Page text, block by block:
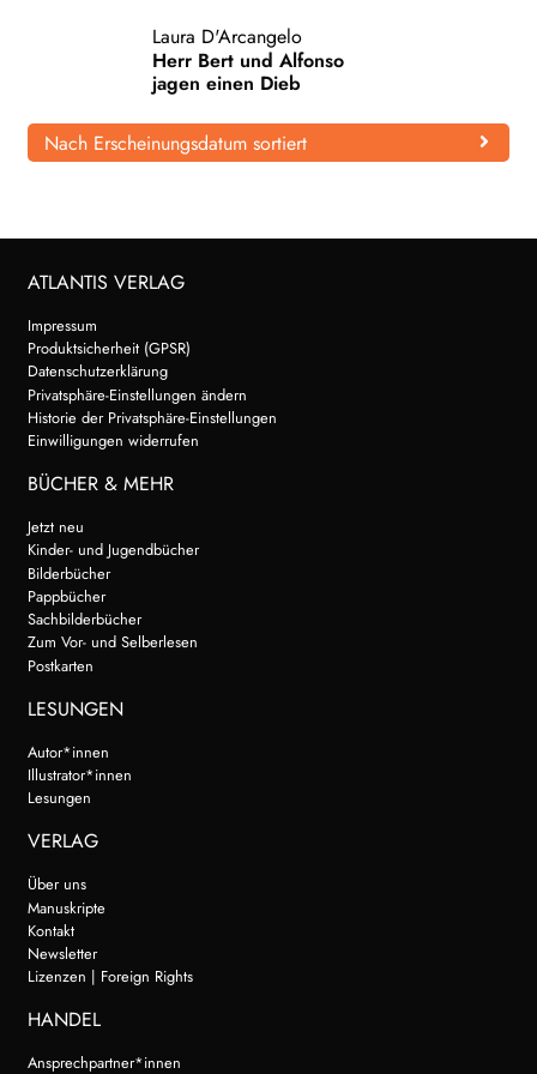
WEITERE VERLAGE
Search:
Laura D'Arcangelo
Herr Bert und Alfonso
jagen einen Dieb
Nach Erscheinungsdatum sortiert
ATLANTIS VERLAG
Impressum
Produktsicherheit (GPSR)
Datenschutzerklärung
Privatsphäre-Einstellungen ändern
Historie der Privatsphäre-Einstellungen
Einwilligungen widerrufen
BÜCHER & MEHR
Jetzt neu
Kinder- und Jugendbücher
Bilderbücher
Pappbücher
Sachbilderbücher
Zum Vor- und Selberlesen
Postkarten
LESUNGEN
Autor*innen
Illustrator*innen
Lesungen
VERLAG
Über uns
Manuskripte
Kontakt
Newsletter
Lizenzen | Foreign Rights
HANDEL
Ansprechpartner*innen